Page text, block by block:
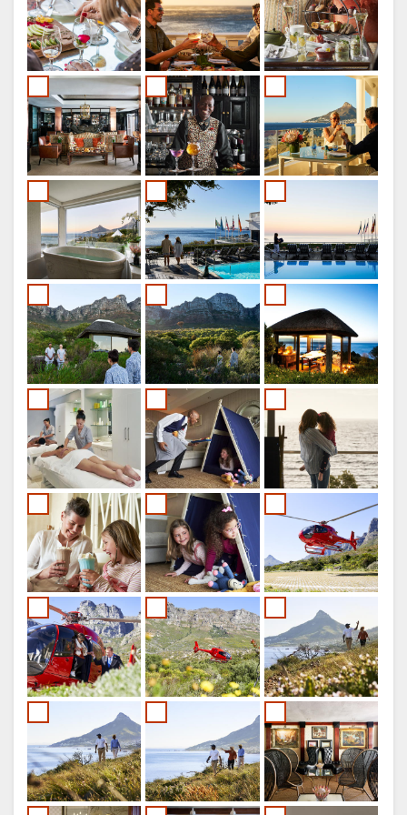
PORTUGEES
SWEDISH
DANISH
CHINESE
(SIMPLIFIED)
ENGELS
Machtigingen voor cookies beheren